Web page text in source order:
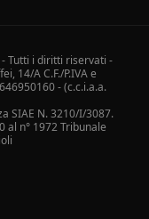
- Tutti i diritti riservati -
14/A C.F./P.IVA e
- (c.c.i.a.a.
SIAE N. 3210/I/3087.
n° 1972 Tribunale